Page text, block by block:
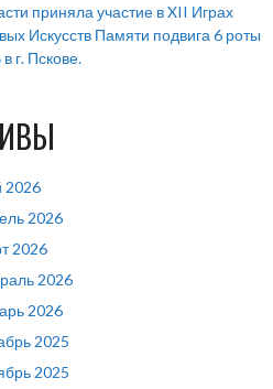
приняла участие в XII Играх
Искусств Памяти подвига 6 роты
г. Пскове.
2026
2026
2026
2026
2025
2025